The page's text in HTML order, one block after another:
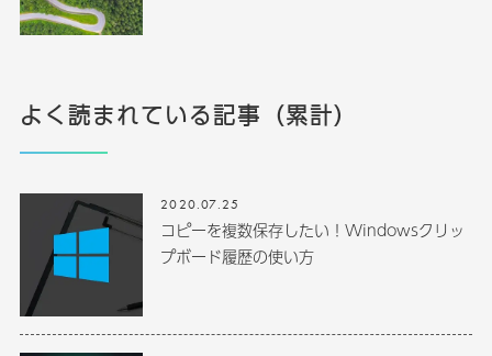
よく読まれている記事（累計）
2020.07.25
コピーを複数保存したい！Windowsクリッ
プボード履歴の使い方